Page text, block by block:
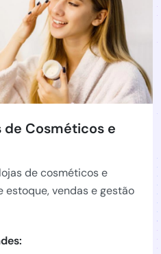
de Cosméticos e
de cosméticos e
estoque, vendas e gestão